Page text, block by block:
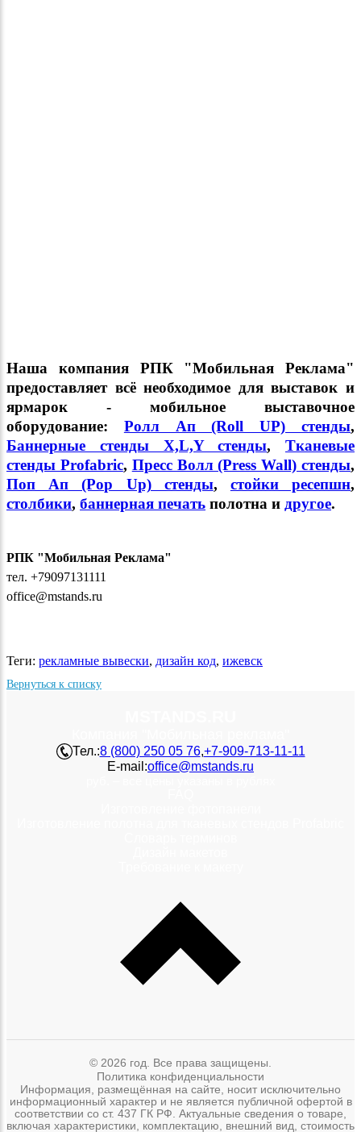
Наша компания РПК "Мобильная Реклама"
предоставляет всё необходимое для выставок и
ярмарок - мобильное выставочное
оборудование: Ролл Ап (Roll UP) стенды,
Баннерные стенды X,L,Y стенды, Тканевые
стенды Profabric, Пресс Волл (Press Wall) стенды,
Поп Ап (Pop Up) стенды, стойки ресепшн,
столбики, баннерная печать полотна и другое.
РПК "Мобильная Реклама"
тел. +79097131111
office@mstands.ru
Теги: рекламные вывески, дизайн код, ижевск
Вернуться к списку
Тел.:8 (800) 250 05 76,+7-909-713-11-11
E-mail:office@mstands.ru
© 2026 год. Все права защищены.
Политика конфиденциальности
Информация, размещённая на сайте, носит исключительно
информационный характер и не является публичной офертой в
соответствии со ст. 437 ГК РФ. Актуальные сведения о товаре,
включая характеристики, комплектацию, внешний вид, стоимость